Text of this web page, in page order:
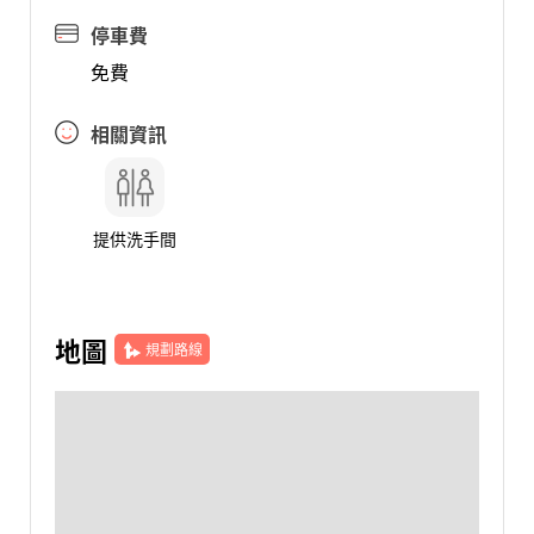
停車費
免費
相關資訊
提供洗手間
地圖 規劃路線